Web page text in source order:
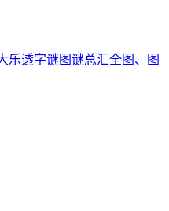
乐透字谜图谜总汇全图、图